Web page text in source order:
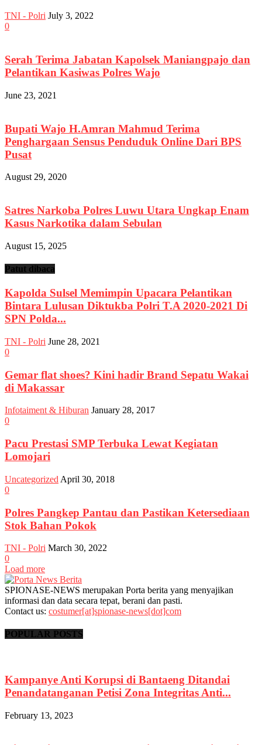
TNI - Polri July 3, 2022
0
Serah Terima Jabatan Kapolsek Maniangpajo dan
Pelantikan Kasiwas Polres Wajo
June 23, 2021
Bupati Wajo H.Amran Mahmud Terima
Penghargaan Sensus Penduduk Online Dari BPS
Pusat
August 29, 2020
Satres Narkoba Polres Luwu Utara Ungkap Enam
Kasus Narkotika dalam Sebulan
August 15, 2025
Patut dibaca
Kapolda Sulsel Memimpin Upacara Pelantikan
Bintara Lulusan Diktukba Polri T.A 2020-2021 Di
SPN Polda...
TNI - Polri June 28, 2021
0
Gemar flat shoes? Kini hadir Brand Sepatu Wakai
di Makassar
Infotaiment & Hiburan January 28, 2017
0
Pacu Prestasi SMP Terbuka Lewat Kegiatan
Lomojari
Uncategorized April 30, 2018
0
Polres Pangkep Pantau dan Pastikan Ketersediaan
Stok Bahan Pokok
TNI - Polri March 30, 2022
0
Load more
SPIONASE-NEWS merupakan Porta berita yang menyajikan
informasi dan data secara tepat, berani dan pasti.
Contact us: costumer[at]spionase-news[dot]com
POPULAR POSTS
Kampanye Anti Korupsi di Bantaeng Ditandai
Penandatanganan Petisi Zona Integritas Anti...
February 13, 2023